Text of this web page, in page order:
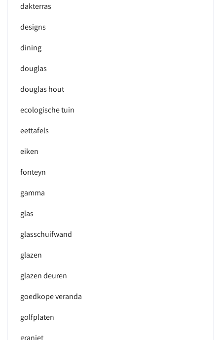
dakterras
designs
dining
douglas
douglas hout
ecologische tuin
eettafels
eiken
fonteyn
gamma
glas
glasschuifwand
glazen
glazen deuren
goedkope veranda
golfplaten
graniet